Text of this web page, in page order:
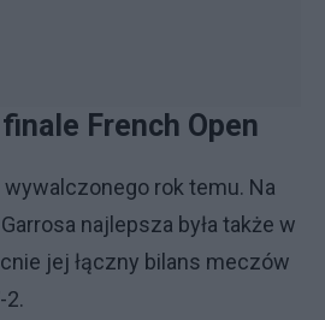
French Open
rok temu. Na
najlepsza była także w
jej łączny bilans meczów
2.